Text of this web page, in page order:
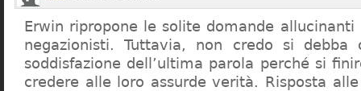
Erwin ripropone le solite domande
negazionisti. Tuttavia, non credo si debba
soddisfazione dell’ultima parola perché si
credere alle loro assurde verità. Risposta